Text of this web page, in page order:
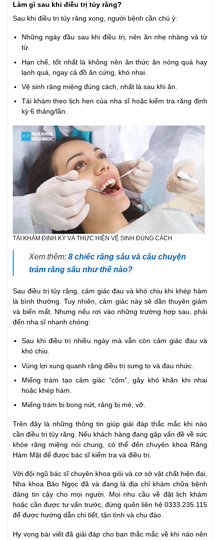
Làm gì sau khi điều trị tủy răng?
Sau khi điều trị tủy răng xong, người bệnh cần chú ý:
Những ngày đầu sau khi điều trị, nên ăn nhẹ nhàng và từ
từ.
Hạn chế, tốt nhất là không nên ăn thức ăn nóng quá hay
lạnh quá, ngay cả đồ ăn cứng, khó nhai.
Vệ sinh răng miệng đúng cách, nhất là sau khi ăn.
Tái khám theo lịch hẹn của nha sĩ hoặc kiểm tra răng định
kỳ 6 tháng/lần.
TÁI KHÁM ĐỊNH KỲ VÀ THỰC HIỆN VỆ SINH ĐÚNG CÁCH
Xem thêm: 8 chiếc răng sâu và câu chuyện
trám răng sâu như thế nào?
Sau điều trị tủy răng, cảm giác đau và khó chịu khi khép hàm
là bình thường. Tuy nhiên, cảm giác này sẽ dần thuyên giảm
và biến mất. Nhưng nếu rơi vào những trường hợp sau, phải
đến nha sĩ nhanh chóng:
Sau khi điều trị nhiều ngày mà vẫn còn cảm giác đau và
khó chịu.
Vùng lợi xung quanh răng điều trị sưng to và đau nhức.
Miếng trám tạo cảm giác “cộm”, gây khó khăn khi nhai
hoặc khép hàm.
Miếng trám bị bong nứt, răng bị mẻ, vỡ.
Trên đây là những thông tin giúp giải đáp thắc mắc khi nào
cần điều trị tủy răng. Nếu khách hàng đang gặp vấn đề về sức
khỏe răng miệng nói chung, có thể đến chuyên khoa Răng
Hàm Mặt để được bác sĩ kiểm tra và điều trị.
Với đội ngũ bác sĩ chuyên khoa giỏi và cơ sở vật chất hiện đại,
Nha khoa Bảo Ngọc đã và đang là địa chỉ khám chữa bệnh
đáng tin cậy cho mọi người. Mọi nhu cầu về đặt lịch khám
hoặc cần được tư vấn trước, đừng quên liên hệ 0333.235.115
để được hướng dẫn chi tiết, tận tình và chu đáo.
Hy vọng bài viết đã giải đáp cho bạn thắc mắc về khi nào nên